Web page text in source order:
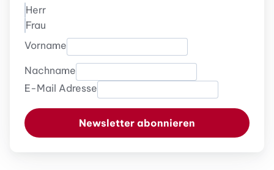
Herr
Frau
Vorname
Nachname
E-Mail Adresse
Newsletter abonnieren